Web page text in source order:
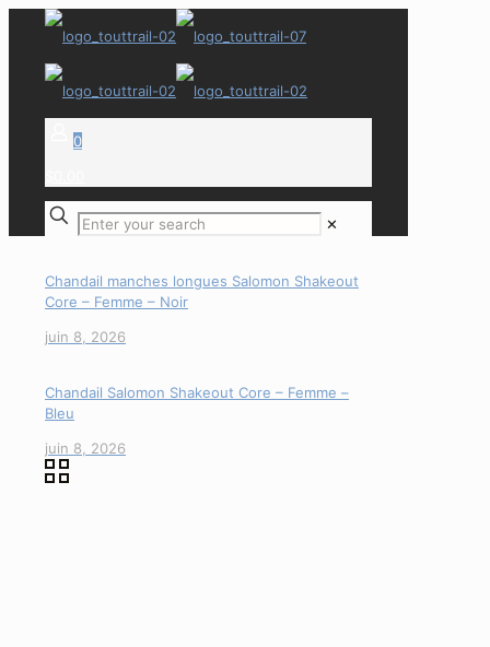
0
✕
Chandail manches longues Salomon Shakeout
Core – Femme – Noir
juin 8, 2026
Chandail Salomon Shakeout Core – Femme –
Bleu
juin 8, 2026